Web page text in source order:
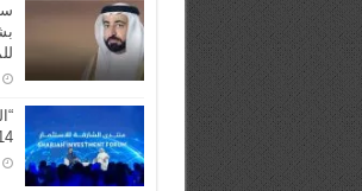
14 أكتوبر بمشاركة